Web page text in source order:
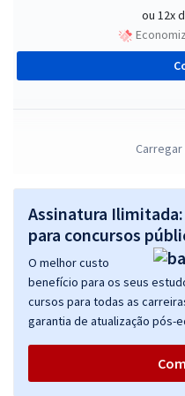
ou 12x
IMBEL - Indústria de
R$
ou 12x
IMBEL - Indústria de
Comuns a Todos
Assinatura
para concursos
O melhor custo
benefício para os seus
cursos para todas as
garantia de atualização pós-